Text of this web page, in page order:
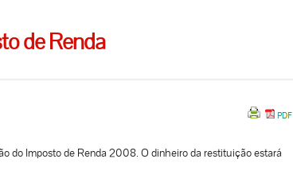
de Renda
do Imposto de Renda 2008. O dinheiro da restituição estará